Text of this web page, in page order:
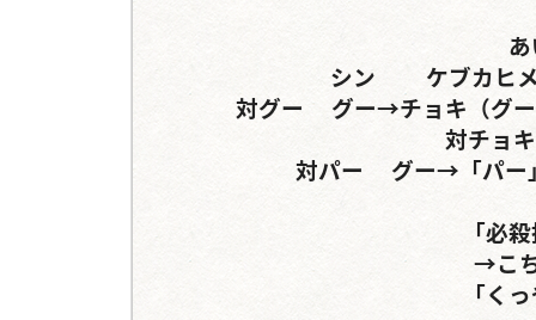
シン	ケブカヒメカブト	カンターゴカクサイカブト
対グー	グー→チョキ（グー）→パー→	チョキ→（グー）→グー→グー
対チョキ	グー→パー→	チョキ→
対パー	グー→「パー」→パー	パー→グー→「パー」→パー
「必
→こ
「く